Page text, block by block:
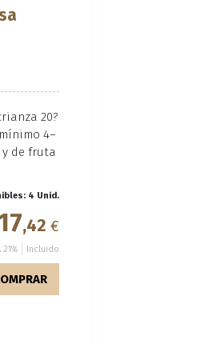
20?
4–
de fruta
4 Unid.
,42 €
21% Incluido